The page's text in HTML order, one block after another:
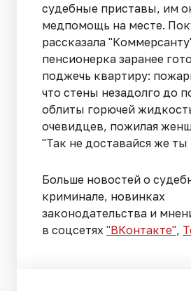
судебные приставы, им
медпомощь на месте.
рассказала
пенсионерка заранее
поджечь квартиру:
что стены незадолго до
облиты горючей
очевидцев, пожилая
"Так не доставайся же
Больше новостей о
криминале, новинках
законодательства и
в соцсетях "ВКонтакте",